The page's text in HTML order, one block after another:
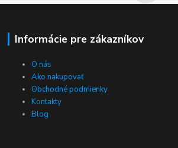
Informácie pre zákazníkov
O nás
Ako nakupovať
Obchodné podmienky
Kontakty
Blog